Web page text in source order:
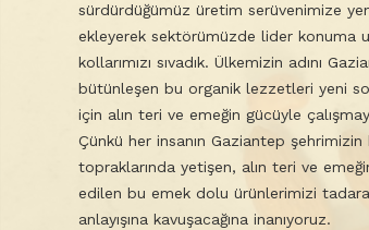
sürdürdüğümüz üretim serüvenimize
ekleyerek sektörümüzde lider konuma
kollarımızı sıvadık. Ülkemizin adını
bütünleşen bu organik lezzetleri yeni
için alın teri ve emeğin gücüyle
Çünkü her insanın Gaziantep
topraklarında yetişen, alın teri ve
edilen bu emek dolu ürünlerimizi
anlayışına kavuşacağına inanıyoruz.